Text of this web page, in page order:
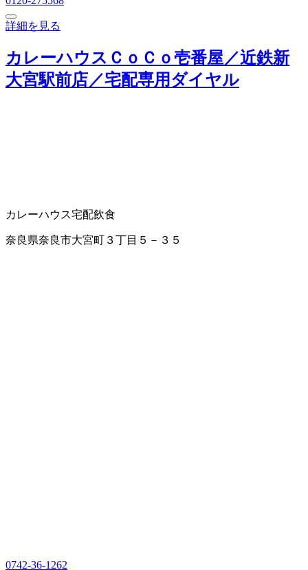
詳細を見る
カレーハウスＣｏＣｏ壱番屋／近鉄新
大宮駅前店／宅配専用ダイヤル
カレーハウス宅配飲食
奈良県奈良市大宮町３丁目５－３５
0742-36-1262